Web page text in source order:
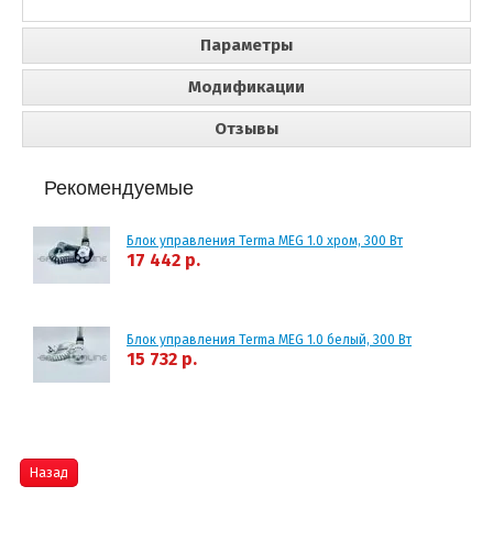
Параметры
Модификации
Отзывы
Рекомендуемые
Блок управления Terma MEG 1.0 хром, 300 Вт
17 442 р.
Блок управления Terma MEG 1.0 белый, 300 Вт
15 732 р.
Назад